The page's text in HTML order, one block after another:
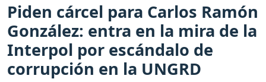
Piden cárcel para Carlos Ramón
González: entra en la mira de la
Interpol por escándalo de
corrupción en la UNGRD